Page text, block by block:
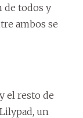
de todos y
ambos se
el resto de
un